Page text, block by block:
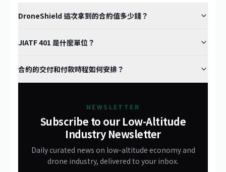
DroneShield 這次拿到的合約值多少錢？
JIATF 401 是什麼單位？
合約的交付和付款時程如何安排？
NEWSLETTER
Subscribe to our Low-Altitude
Industry Newsletter
Daily curated news on low-altitude economy and
drone industry, delivered to your inbox.